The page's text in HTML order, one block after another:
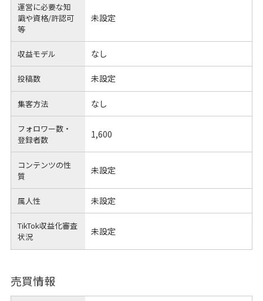
運営に必要な知
識や資格/許認可
等
未設定
収益モデル なし
投稿数 未設定
集客方法 なし
フォロワー数・
登録者数
1,600
コンテンツの性
質
未設定
属人性 未設定
TikTok収益化審査
状況
未設定
売買情報